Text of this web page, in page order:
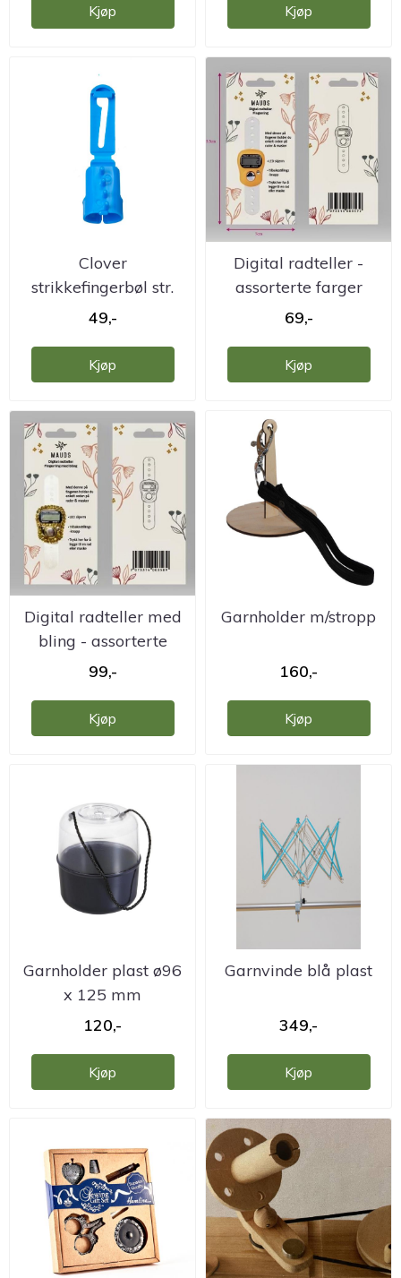
Kjøp Kjøp
Clover
strikkefingerbøl str.
s/m
49,-
Kjøp
Digital radteller -
assorterte farger
69,-
Kjøp
Digital radteller med
bling - assorterte
farger
99,-
Kjøp
Garnholder m/stropp
160,-
Kjøp
Garnholder plast ø96
x 125 mm
120,-
Kjøp
Garnvinde blå plast
349,-
Kjøp